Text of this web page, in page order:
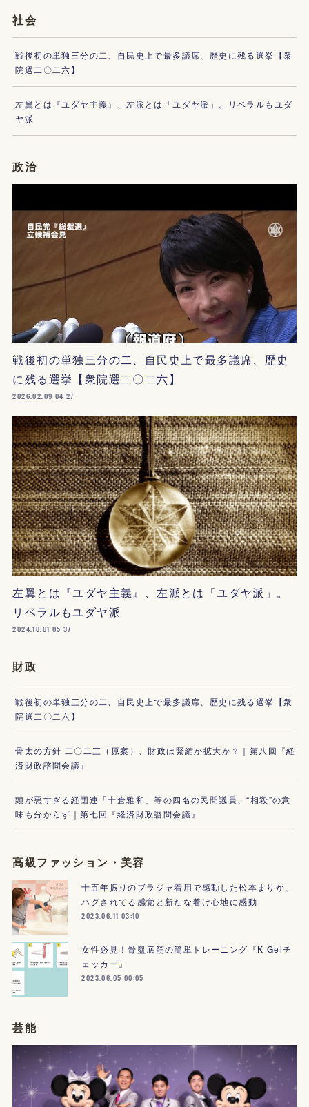
社会
戦後初の単独三分の二、自民史上で最多議席、歴史に残る選挙【衆
院選二〇二六】
左翼とは『ユダヤ主義』、左派とは「ユダヤ派」。リベラルもユダ
ヤ派
政治
戦後初の単独三分の二、自民史上で最多議席、歴史
に残る選挙【衆院選二〇二六】
2026.02.09 04:27
左翼とは『ユダヤ主義』、左派とは「ユダヤ派」。
リベラルもユダヤ派
2024.10.01 05:37
財政
戦後初の単独三分の二、自民史上で最多議席、歴史に残る選挙【衆
院選二〇二六】
骨太の方針 二〇二三（原案）、財政は緊縮か拡大か？｜第八回『経
済財政諮問会議』
頭が悪すぎる経団連「十倉雅和」等の四名の民間議員、“相殺”の意
味も分からず｜第七回『経済財政諮問会議』
高級ファッション・美容
十五年振りのブラジャ着用で感動した松本まりか、
ハグされてる感覚と新たな着け心地に感動
2023.06.11 03:10
女性必見！骨盤底筋の簡単トレーニング『K Gelチ
ェッカー』
2023.06.05 00:05
芸能